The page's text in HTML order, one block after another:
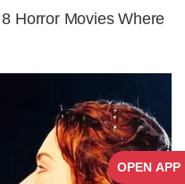
OPEN APP